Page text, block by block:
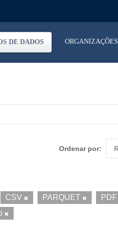
DE DADOS ORGANIZAÇÕES
Ordenar por
CSV PARQUET PDF